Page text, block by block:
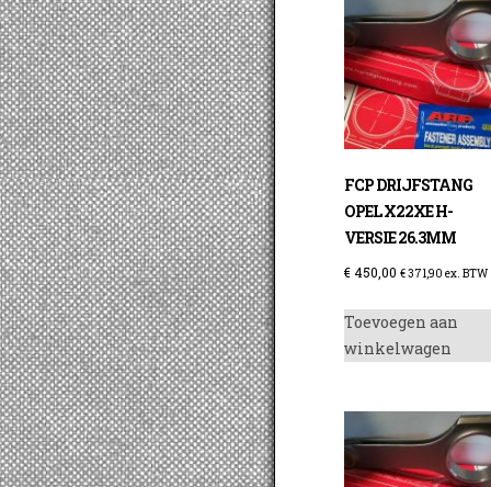
FCP DRIJFSTANG
OPEL X22XE H-
VERSIE 26.3MM
€450,00 €371,90 ex. BTW
Toevoegen aan
winkelwagen